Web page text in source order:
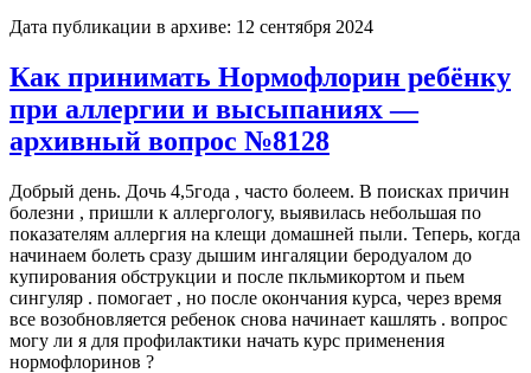
Дата публикации в архиве: 12 сентября 2024
Как принимать Нормофлорин ребёнку
при аллергии и высыпаниях —
архивный вопрос №8128
Добрый день. Дочь 4,5года , часто болеем. В поисках причин
болезни , пришли к аллергологу, выявилась небольшая по
показателям аллергия на клещи домашней пыли. Теперь, когда
начинаем болеть сразу дышим ингаляции беродуалом до
купирования обструкции и после пкльмикортом и пьем
сингуляр . помогает , но после окончания курса, через время
все возобновляется ребенок снова начинает кашлять . вопрос
могу ли я для профилактики начать курс применения
нормофлоринов ?